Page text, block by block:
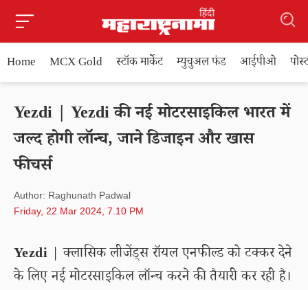
Home MCX Gold स्टॉक मार्केट म्युचुअल फंड आईपीओ
Yezdi | Yezdi की नई मोटरसाइकिल भारत में
जल्द होगी लॉन्च, जाने डिजाइन और खास
फीचर्स
Author: Raghunath Padwal
Friday, 22 Mar 2024, 7.10 PM
Yezdi | क्लासिक लीजेंड्स रॉयल एनफील्ड को टक्कर देने
के लिए नई मोटरसाइकिल लॉन्च करने की तैयारी कर रही है।